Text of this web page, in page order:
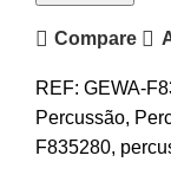
Salsa
Compare
REF: GEWA-
Percussão,
F835280,